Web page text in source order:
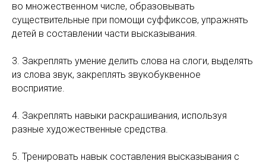
во множественном числе, образовывать
существительные при помощи суффиксов, упражнять
детей в составлении части высказывания.
3. Закреплять умение делить слова на слоги, выделять
из слова звук, закреплять звукобуквенное
восприятие.
4. Закреплять навыки раскрашивания, используя
разные художественные средства.
5. Тренировать навык составления высказывания с